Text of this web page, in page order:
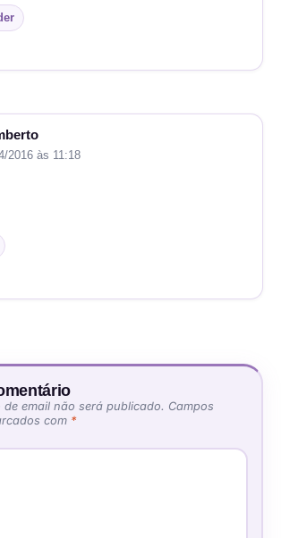
2016 às 11:18
de email não será publicado. Campos
com *